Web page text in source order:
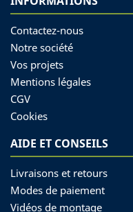
Contactez-nous
Notre société
Vos projets
Mentions légales
CGV
Cookies
AIDE ET CONSEILS
Livraisons et retours
Modes de paiement
Vidéos de montage